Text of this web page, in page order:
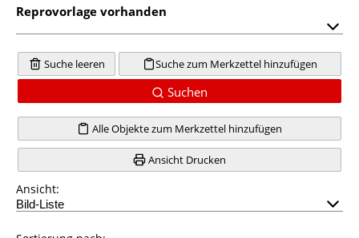
Reprovorlage vorhanden
Suche leeren Suche zum Merkzettel hinzufügen
Suchen
Alle Objekte zum Merkzettel hinzufügen
Ansicht Drucken
Ansicht: